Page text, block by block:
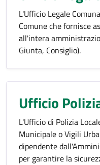
L'Ufficio Legale
Comune che fornisce
all'intera
Giunta, Consiglio).
Ufficio
L'Ufficio di Polizia
Municipale o Vigili
dipendente
per garantire la